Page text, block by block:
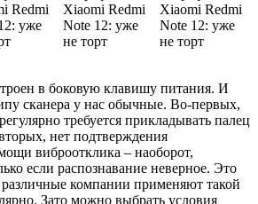
в боковую клавишу питания. И
сканера у нас обычные. Во-первых,
требуется прикладывать палец
нет подтверждения
виброотклика – наоборот,
если распознавание неверное. Это
компании применяют такой
Зато можно выбрать условия